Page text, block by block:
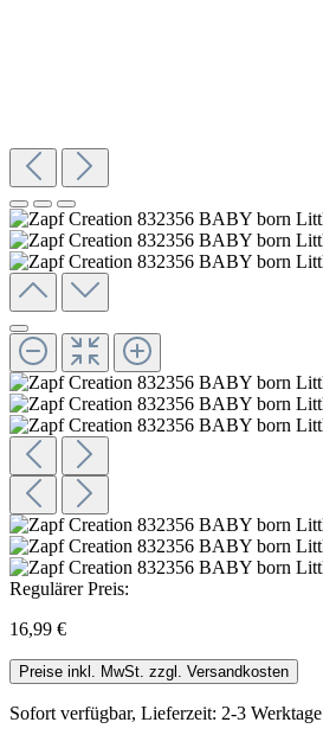
Regulärer Preis:
16,99 €
Preise inkl. MwSt. zzgl. Versandkosten
Sofort verfügbar, Lieferzeit: 2-3 Werktage